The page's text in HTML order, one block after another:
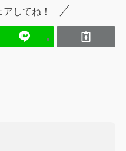
してね！